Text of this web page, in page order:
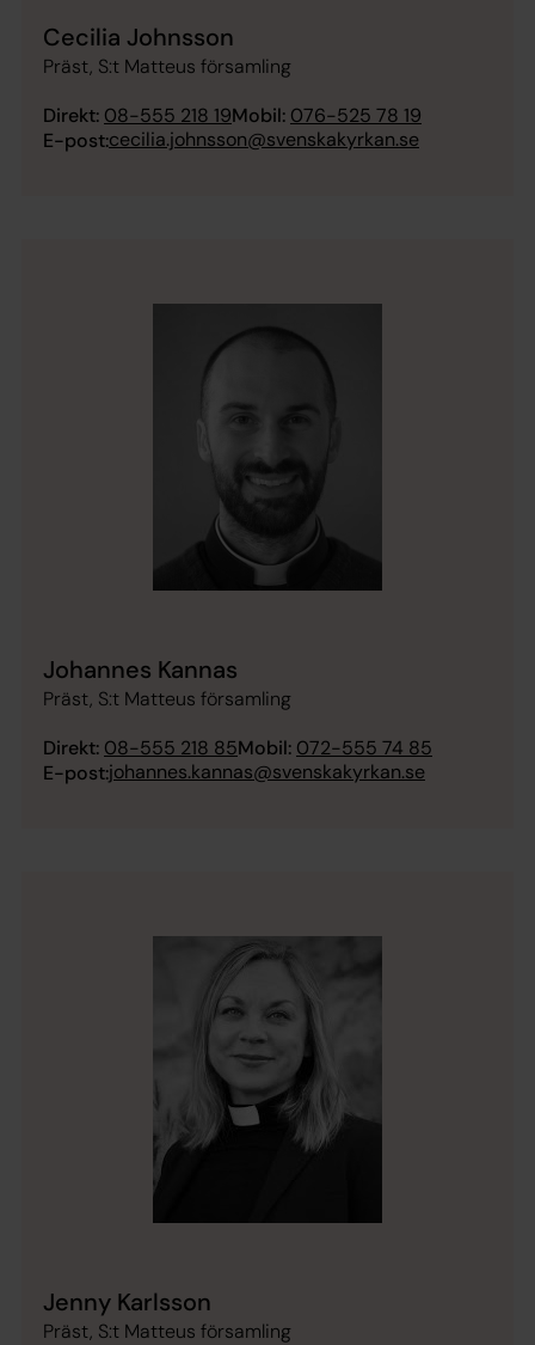
Cecilia Johnsson
Präst, S:t Matteus församling
Direkt: 08-555 218 19Mobil: 076-525 78 19
E-post:cecilia.johnsson@svenskakyrkan.se
Johannes Kannas
Präst, S:t Matteus församling
Direkt: 08-555 218 85Mobil: 072-555 74 85
E-post:johannes.kannas@svenskakyrkan.se
Jenny Karlsson
Präst, S:t Matteus församling